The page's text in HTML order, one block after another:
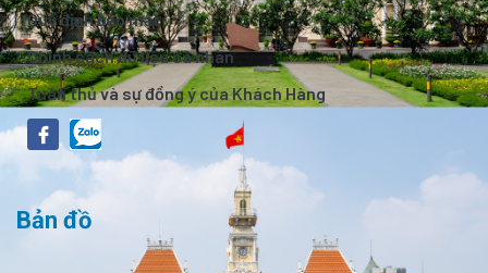
Quy định bảo mật
Chính sách dữ liệu cá nhân
Tuân thủ và sự đồng ý của Khách Hàng
Bản đồ